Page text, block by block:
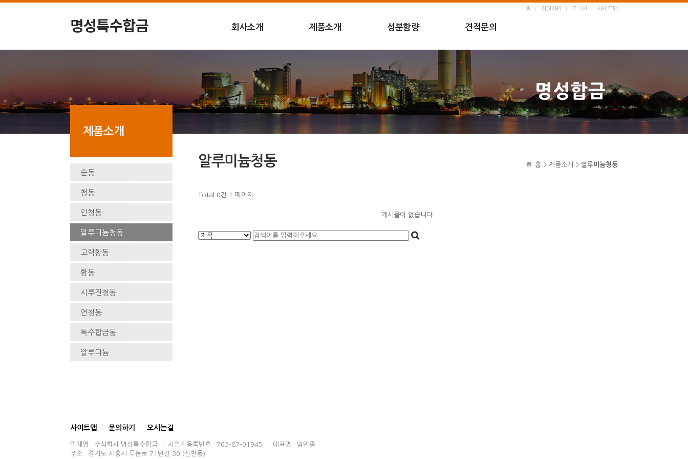
홈 회원가입 로그인 사이트맵
회사소개 제품소개 성분함량 견적문의
제품소개
순동
청동
인청동
알루미늄청동
고력황동
황동
시루진청동
연청동
특수합금동
알루미늄
알루미늄청동 홈 > 제품소개 > 알루미늄청동
Total 0건 1 페이지
게시물이 없습니다.
사이트맵 문의하기 오시는길
업체명 : 주식회사 명성특수합금 ㅣ 사업자등록번호 : 763-87-01945 ㅣ 대표명 : 임민종
주소 : 경기도 시흥시 두문로 71번길 30 (신천동)